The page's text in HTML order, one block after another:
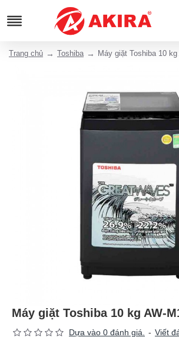
Trang chủ Toshiba Máy giặt Toshiba 10
Máy giặt Toshiba 10 kg AW-
Dựa vào 0 đánh giá. - Viết